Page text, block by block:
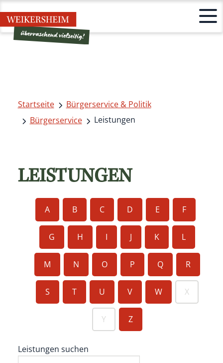
Startseite
Bürgerservice & Politik
Bürgerservice
Leistungen
LEISTUNGEN
A B C D E F
G H I J K L
M N O P Q R
S T U V W X
Y Z
Leistungen suchen